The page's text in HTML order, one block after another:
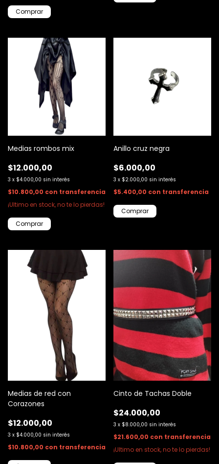
Medias rombos mix
$12.000,00
3 x $4.000,00 sin interés
$10.800,00 con transferencia
¡Ultimo en stock, no te lo pierdas!
Anillo cruz negra
$6.000,00
3 x $2.000,00 sin interés
$5.400,00 con transferencia
Medias de red con
Corazones
$12.000,00
3 x $4.000,00 sin interés
$10.800,00 con transferencia
Cinto de Tachas Doble
$24.000,00
3 x $8.000,00 sin interés
$21.600,00 con transferencia
¡Ultimo en stock, no te lo pierdas!